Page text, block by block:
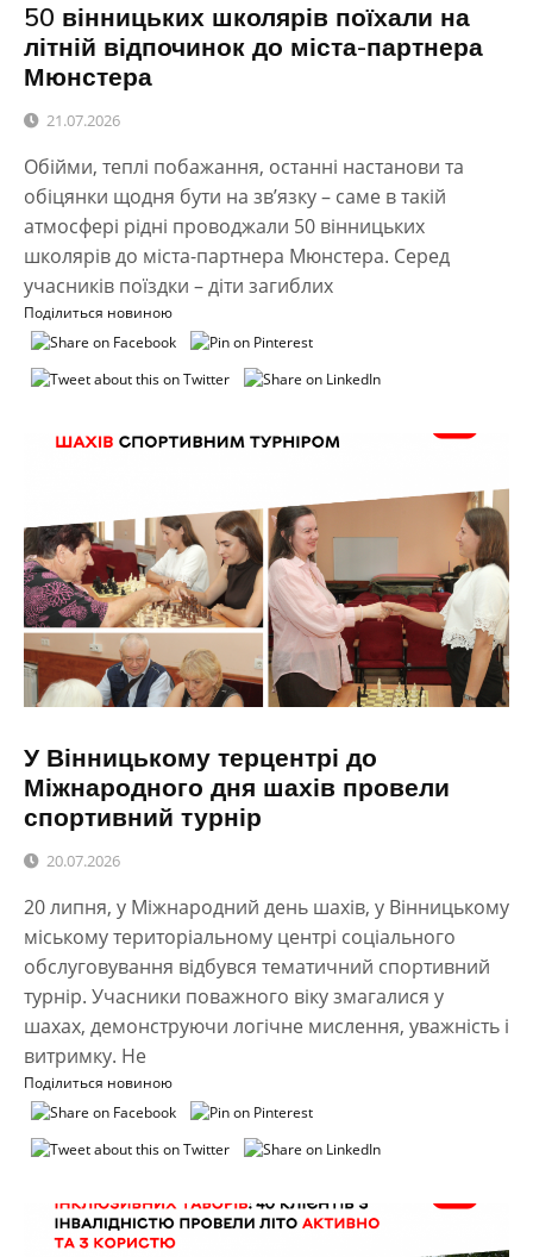
50 вінницьких школярів поїхали на
літній відпочинок до міста-партнера
Мюнстера
21.07.2026
Обійми, теплі побажання, останні настанови та
обіцянки щодня бути на зв’язку – саме в такій
атмосфері рідні проводжали 50 вінницьких
школярів до міста-партнера Мюнстера. Серед
учасників поїздки – діти загиблих
Поділиться новиною
У Вінницькому терцентрі до
Міжнародного дня шахів провели
спортивний турнір
20.07.2026
20 липня, у Міжнародний день шахів, у Вінницькому
міському територіальному центрі соціального
обслуговування відбувся тематичний спортивний
турнір. Учасники поважного віку змагалися у
шахах, демонструючи логічне мислення, уважність і
витримку. Не
Поділиться новиною